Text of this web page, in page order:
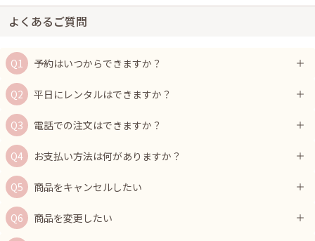
よくあるご質問
予約はいつからできますか？
平日にレンタルはできますか？
電話での注文はできますか？
お支払い方法は何がありますか？
商品をキャンセルしたい
商品を変更したい